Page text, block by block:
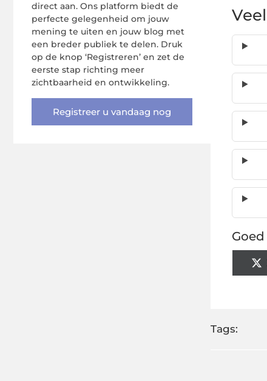
direct aan. Ons platform biedt de
perfecte gelegenheid om jouw
mening te uiten en jouw blog met
een breder publiek te delen. Druk
op de knop ‘Registreren’ en zet de
eerste stap richting meer
zichtbaarheid en ontwikkeling.
Registreer u vandaag nog
Tags: